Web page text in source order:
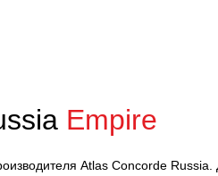
Empire
Atlas Concorde Russia.